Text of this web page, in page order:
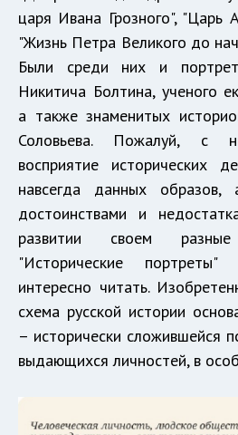
царя Ивана Грозного", "Царь
"Жизнь Петра Великого до
Были среди них и
Никитича Болтина, ученого
а также знаменитых
Соловьева. Пожалуй, с
восприятие исторических
навсегда данных
достоинствами и
развитии своем
"Исторические
интересно читать.
схема русской истории
– исторически сложившейся
выдающихся личностей, в